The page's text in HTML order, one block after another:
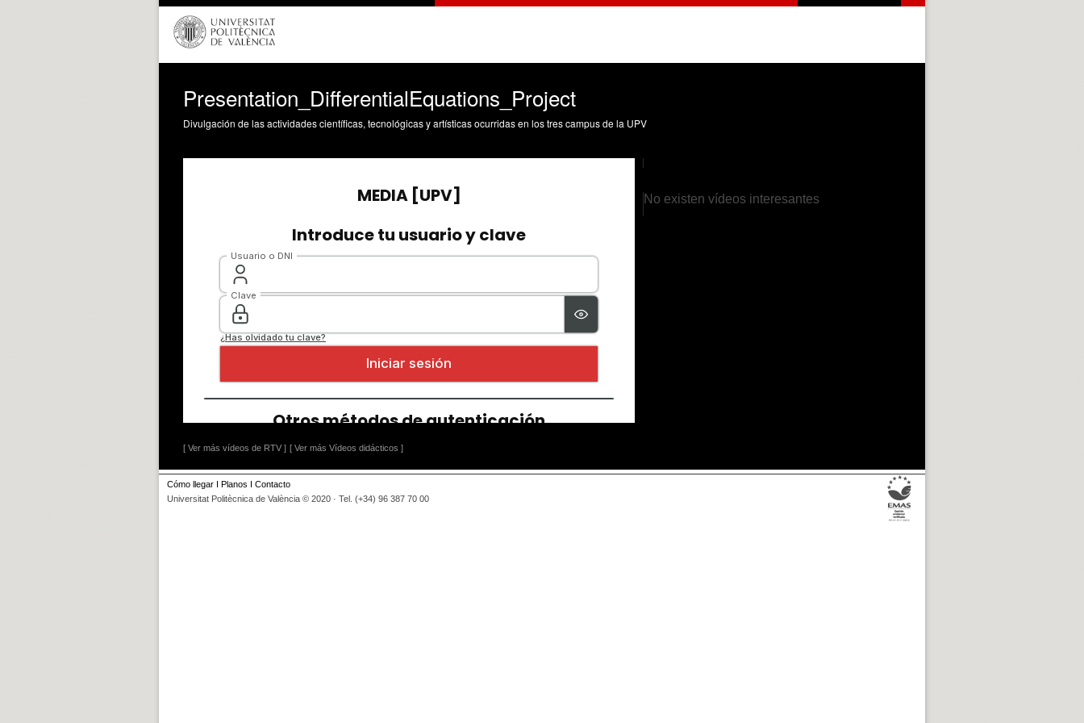
Presentation_DifferentialEquations_Project
Divulgación de las actividades científicas, tecnológicas y artísticas ocurridas en los tres campus de la UPV
[ Ver más vídeos de RTV ] [ Ver más Vídeos didácticos ]
No existen vídeos interesantes
Cómo llegar I Planos I Contacto
Universitat Politècnica de València © 2020 · Tel. (+34) 96 387 70 00